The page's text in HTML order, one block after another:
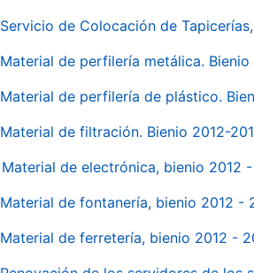
Servicio de Colocación de
Material de perfilería metálica. Bienio
Material de perfilería de plástico.
Material de filtración. Bienio 2012-
Material de electrónica, bienio 2012
Material de fontanería, bienio 2012 -
Material de ferretería, bienio 2012 -